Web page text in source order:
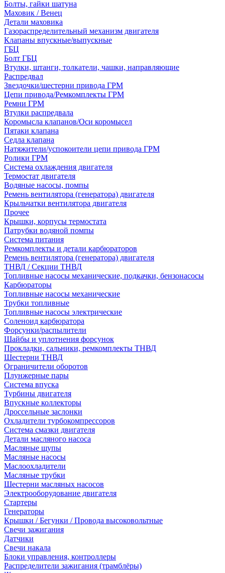
Болты, гайки шатуна
Маховик / Венец
Детали маховика
Газораспределительный механизм двигателя
Клапаны впускные/выпускные
ГБЦ
Болт ГБЦ
Втулки, штанги, толкатели, чашки, направляющие
Распредвал
Звездочки/шестерни привода ГРМ
Цепи привода/Ремкомплекты ГРМ
Ремни ГРМ
Втулки распредвала
Коромысла клапанов/Оси коромысел
Пятаки клапана
Седла клапана
Натяжители/успокоители цепи привода ГРМ
Ролики ГРМ
Система охлаждения двигателя
Термостат двигателя
Водяные насосы, помпы
Ремень вентилятора (генератора) двигателя
Крыльчатки вентилятора двигателя
Прочее
Крышки, корпусы термостата
Патрубки водяной помпы
Система питания
Ремкомплекты и детали карбюраторов
Ремень вентилятора (генератора) двигателя
ТНВД / Секции ТНВД
Топливные насосы механические, подкачки, бензонасосы
Карбюраторы
Топливные насосы механические
Трубки топливные
Топливные насосы электрические
Соленоид карбюратора
Форсунки/распылители
Шайбы и уплотнения форсунок
Прокладки, сальники, ремкомплекты ТНВД
Шестерни ТНВД
Ограничители оборотов
Плунжерные пары
Система впуска
Турбины двигателя
Впускные коллекторы
Дроссельные заслонки
Охладители турбокомпрессоров
Система смазки двигателя
Детали масляного насоса
Масляные щупы
Масляные насосы
Маслоохладители
Масляные трубки
Шестерни масляных насосов
Электрооборудование двигателя
Стартеры
Генераторы
Крышки / Бегунки / Провода высоковольтные
Свечи зажигания
Датчики
Свечи накала
Блоки управления, контроллеры
Распределители зажигания (трамблёры)